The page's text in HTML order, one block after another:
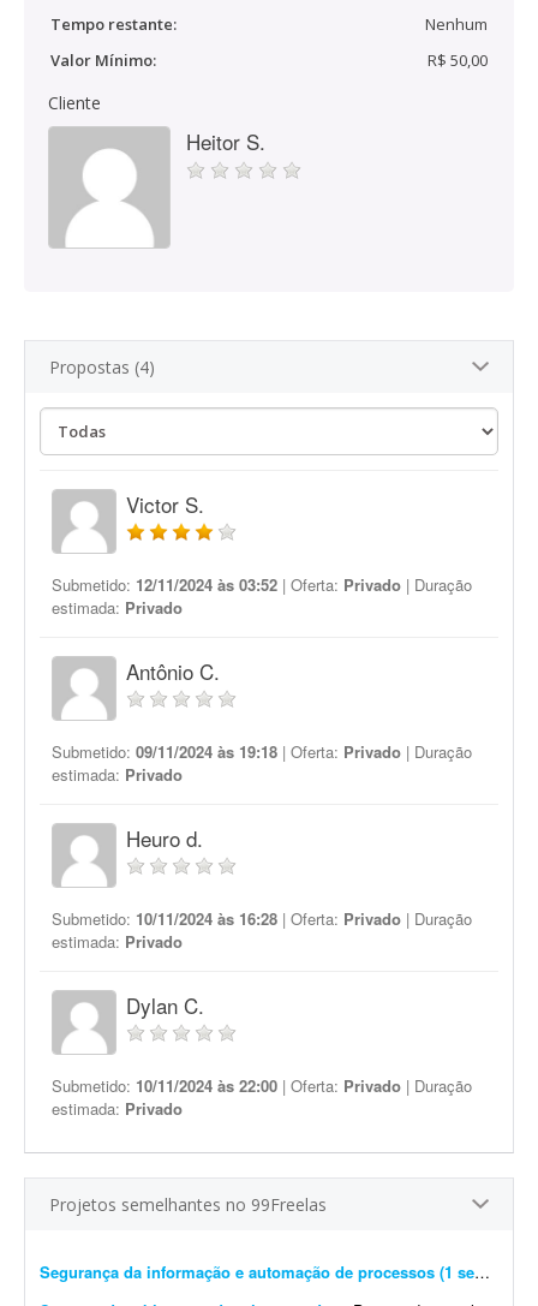
Tempo restante:
Nenhum
Valor Mínimo:
R$ 50,00
Cliente
Heitor S.
Propostas (4)
Victor S.
Submetido: 12/11/2024 às 03:52 | Oferta: Privado | Duração
estimada: Privado
Antônio C.
Submetido: 09/11/2024 às 19:18 | Oferta: Privado | Duração
estimada: Privado
Heuro d.
Submetido: 10/11/2024 às 16:28 | Oferta: Privado | Duração
estimada: Privado
Dylan C.
Submetido: 10/11/2024 às 22:00 | Oferta: Privado | Duração
estimada: Privado
Projetos semelhantes no 99Freelas
Segurança da informação e automação de processos (1 semana)